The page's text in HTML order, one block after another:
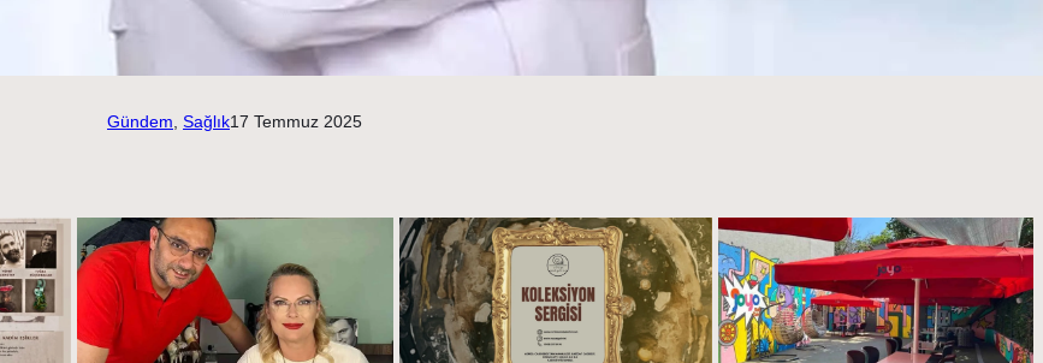
Gündem Sağlık17 Temmuz 2025